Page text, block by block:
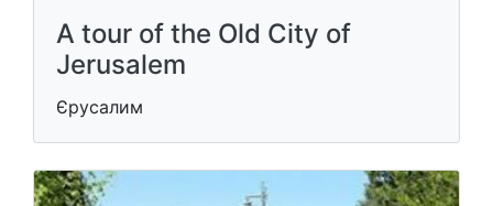
A tour of the Old City of
Jerusalem
Єрусалим